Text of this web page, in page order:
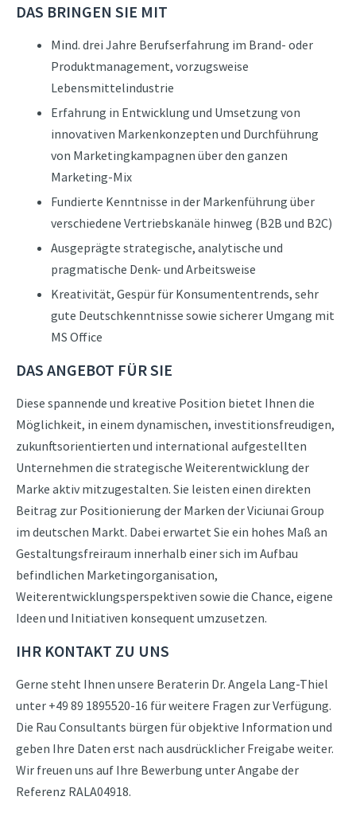
DAS BRINGEN SIE MIT
Mind. drei Jahre Berufserfahrung im Brand- oder
Produktmanagement, vorzugsweise
Lebensmittelindustrie
Erfahrung in Entwicklung und Umsetzung von
innovativen Markenkonzepten und Durchführung
von Marketingkampagnen über den ganzen
Marketing-Mix
Fundierte Kenntnisse in der Markenführung über
verschiedene Vertriebskanäle hinweg (B2B und B2C)
Ausgeprägte strategische, analytische und
pragmatische Denk- und Arbeitsweise
Kreativität, Gespür für Konsumententrends, sehr
gute Deutschkenntnisse sowie sicherer Umgang mit
MS Office
DAS ANGEBOT FÜR SIE
Diese spannende und kreative Position bietet Ihnen die
Möglichkeit, in einem dynamischen, investitionsfreudigen,
zukunftsorientierten und international aufgestellten
Unternehmen die strategische Weiterentwicklung der
Marke aktiv mitzugestalten. Sie leisten einen direkten
Beitrag zur Positionierung der Marken der Viciunai Group
im deutschen Markt. Dabei erwartet Sie ein hohes Maß an
Gestaltungsfreiraum innerhalb einer sich im Aufbau
befindlichen Marketingorganisation,
Weiterentwicklungsperspektiven sowie die Chance, eigene
Ideen und Initiativen konsequent umzusetzen.
IHR KONTAKT ZU UNS
Gerne steht Ihnen unsere Beraterin Dr. Angela Lang-Thiel
unter +49 89 1895520-16 für weitere Fragen zur Verfügung.
Die Rau Consultants bürgen für objektive Information und
geben Ihre Daten erst nach ausdrücklicher Freigabe weiter.
Wir freuen uns auf Ihre Bewerbung unter Angabe der
Referenz RALA04918.